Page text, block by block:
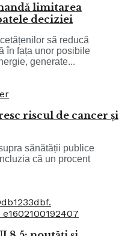
limitarea
deciziei
să reducă
în fața unor posibile
generate...
riscul de cancer și
sănătății publice
că un procent